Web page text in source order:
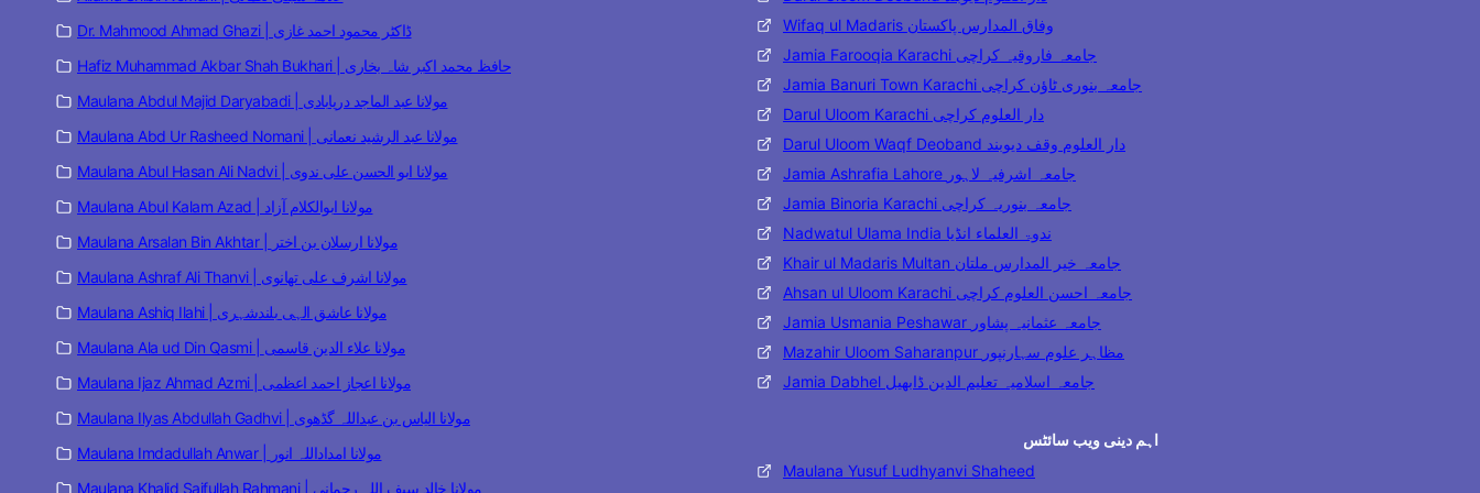
Dr. Mahmood Ahmad Ghazi | ڈاکٹر محمود احمد غازی
Hafiz Muhammad Akbar Shah Bukhari | حافظ محمد اکبر شاہ بخاری
Maulana Abdul Majid Daryabadi | مولانا عبد الماجد دریابادی
Maulana Abd Ur Rasheed Nomani | مولانا عبد الرشید نعمانی
Maulana Abul Hasan Ali Nadvi | مولانا ابو الحسن علی ندوی
Maulana Abul Kalam Azad | مولانا ابوالکلام آزاد
Maulana Arsalan Bin Akhtar | مولانا ارسلان بن اختر
Maulana Ashraf Ali Thanvi | مولانا اشرف علی تھانوی
Maulana Ashiq Ilahi | مولانا عاشق الہی بلندشہری
Maulana Ala ud Din Qasmi | مولانا علاء الدین قاسمی
Maulana Ijaz Ahmad Azmi | مولانا اعجاز احمد اعظمی
Maulana Ilyas Abdullah Gadhvi | مولانا الیاس بن عبداللہ گڈھوی
Maulana Imdadullah Anwar | مولانا امداداللہ انور
Maulana Khalid Saifullah Rahmani | مولانا خالد سیف اللہ رحمانی
Wifaq ul Madaris وفاق المدارس پاکستان
Jamia Farooqia Karachi جامعہ فاروقیہ کراچی
Jamia Banuri Town Karachi جامعہ بنوری ٹاؤن کراچی
Darul Uloom Karachi دار العلوم کراچی
Darul Uloom Waqf Deoband دار العلوم وقف دیوبند
Jamia Ashrafia Lahore جامعہ اشرفیہ لاہور
Jamia Binoria Karachi جامعہ بنوریہ کراچی
Nadwatul Ulama India ندوۃ العلماء انڈیا
Khair ul Madaris Multan جامعہ خیر المدارس ملتان
Ahsan ul Uloom Karachi جامعہ احسن العلوم کراچی
Jamia Usmania Peshawar جامعہ عثمانیہ پشاور
Mazahir Uloom Saharanpur مظاہر علوم سہارنپور
Jamia Dabhel جامعہ اسلامیہ تعلیم الدین ڈابھیل
اہم دینی ویب سائٹس
Maulana Yusuf Ludhyanvi Shaheed